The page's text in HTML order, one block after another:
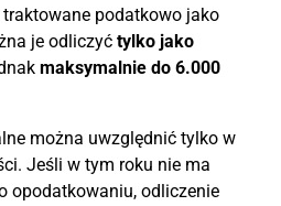
traktowane podatkowo jako
je odliczyć tylko jako
maksymalnie do 6.000
można uwzględnić tylko w
Jeśli w tym roku nie ma
opodatkowaniu, odliczenie